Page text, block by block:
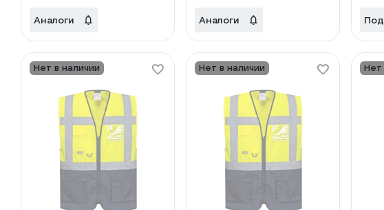
Аналоги Аналоги
Нет в наличии Нет в наличии Нет